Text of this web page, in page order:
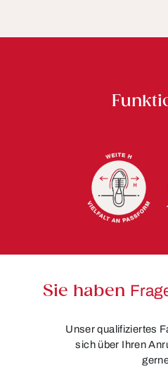
Sie haben
Unser qualifiziertes
sich über Ihren